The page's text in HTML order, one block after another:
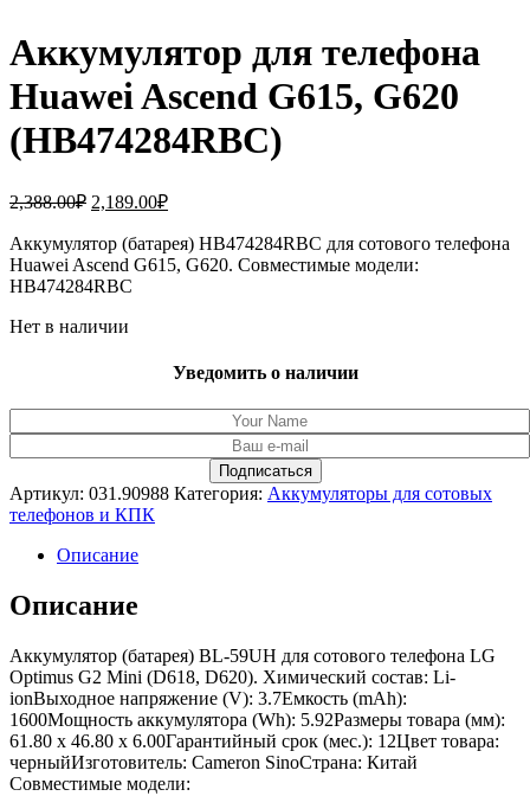
Аккумулятор для телефона
Huawei Ascend G615, G620
(HB474284RBC)
2,388.00₽ Первоначальная
составляла
2,388.00₽.
2,189.00₽Текущая
2,189.00₽.
Аккумулятор (батарея) HB474284RBC для сотового телефона
Huawei Ascend G615, G620. Совместимые модели:
HB474284RBC
Нет в наличии
Уведомить о наличии
Артикул: 031.90988 Категория: Аккумуляторы для сотовых
телефонов и КПК
Описание
Описание
Аккумулятор (батарея) BL-59UH для сотового телефона LG
Optimus G2 Mini (D618, D620). Химический состав: Li-
ionВыходное напряжение (V): 3.7Емкость (mAh):
1600Мощность аккумулятора (Wh): 5.92Размеры товара (мм):
61.80 x 46.80 x 6.00Гарантийный срок (мес.): 12Цвет товара:
черныйИзготовитель: Cameron SinoСтрана: Китай
Совместимые модели: